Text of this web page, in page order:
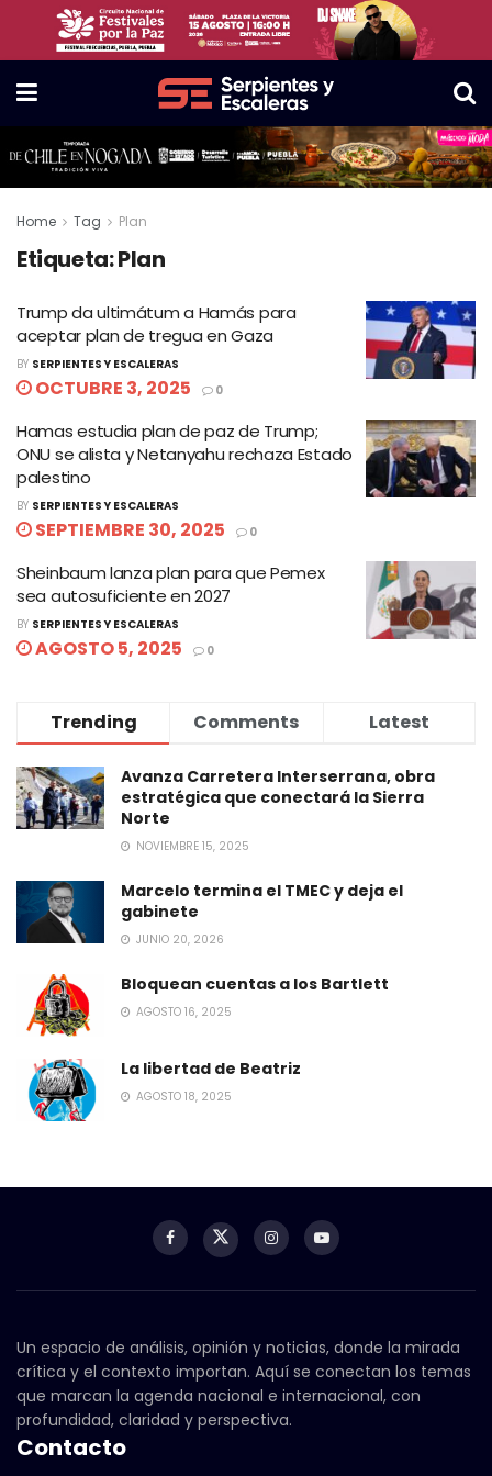
Home Tag Plan
Etiqueta:Plan
Trump da ultimátum a Hamás para
aceptar plan de tregua en Gaza
BY SERPIENTES Y ESCALERAS
OCTUBRE 3, 2025 0
Hamas estudia plan de paz de Trump;
ONU se alista y Netanyahu rechaza Estado
palestino
BY SERPIENTES Y ESCALERAS
SEPTIEMBRE 30, 2025 0
Sheinbaum lanza plan para que Pemex
sea autosuficiente en 2027
BY SERPIENTES Y ESCALERAS
AGOSTO 5, 2025 0
Trending Comments Latest
Avanza Carretera Interserrana, obra
estratégica que conectará la Sierra
Norte
NOVIEMBRE 15, 2025
Marcelo termina el TMEC y deja el
gabinete
JUNIO 20, 2026
Bloquean cuentas a los Bartlett
AGOSTO 16, 2025
La libertad de Beatriz
AGOSTO 18, 2025
Un espacio de análisis, opinión y noticias, donde la mirada
crítica y el contexto importan. Aquí se conectan los temas
que marcan la agenda nacional e internacional, con
profundidad, claridad y perspectiva.
Contacto